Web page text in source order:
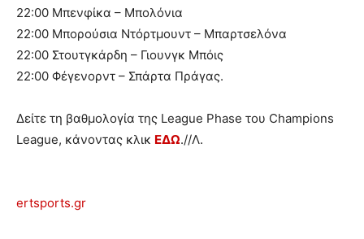
22:00 Μπενφίκα – Μπολόνια
22:00 Μπορούσια Ντόρτμουντ – Μπαρτσελόνα
22:00 Στουτγκάρδη – Γιουνγκ Μπόις
22:00 Φέγενορντ – Σπάρτα Πράγας.
Δείτε τη βαθμολογία της League Phase του Champions
League, κάνοντας κλικ ΕΔΩ.//Λ.
ertsports.gr